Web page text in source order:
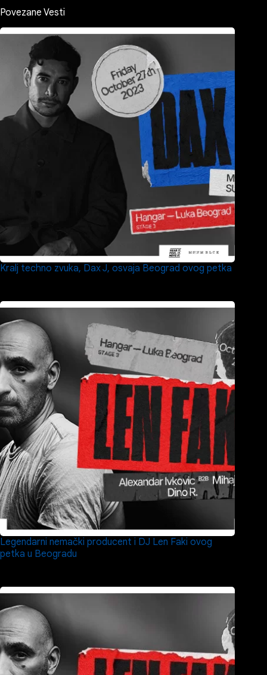
Povezane Vesti
Kralj techno zvuka, Dax J, osvaja Beograd ovog petka
Legendarni nemački producent i DJ Len Faki ovog
petka u Beogradu